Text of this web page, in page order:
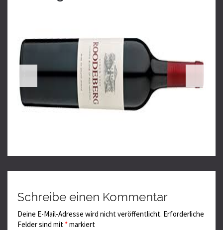
Schreibe einen Kommentar
Deine E-Mail-Adresse wird nicht veröffentlicht. Erforderliche
Felder sind mit *markiert